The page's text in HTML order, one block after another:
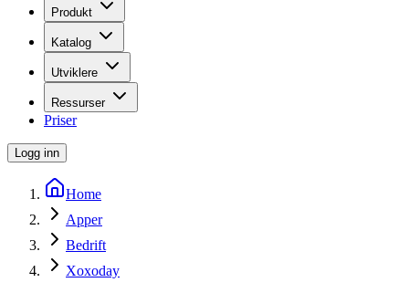
Produkt
Katalog
Utviklere
Ressurser
Priser
Logg inn
Home
Apper
Bedrift
Xoxoday